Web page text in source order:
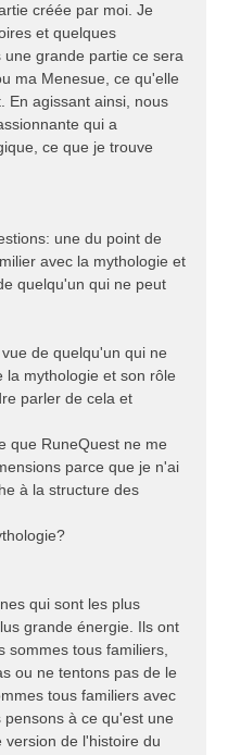
créée par moi. Je
et quelques
grande partie ce sera
ma Menesue, ce qu'elle
En agissant ainsi, nous
qui a
ce que je trouve
une du point de
avec la mythologie et
quelqu'un qui ne peut
de quelqu'un qui ne
la mythologie et son rôle
parler de cela et
que RuneQuest ne me
parce que je n'ai
à la structure des
qui sont les plus
grande énergie. Ils ont
sommes tous familiers,
ou ne tentons pas de le
tous familiers avec
pensons à ce qu'est une
de l'histoire du